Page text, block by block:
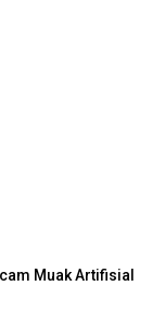
Muak Artifisial